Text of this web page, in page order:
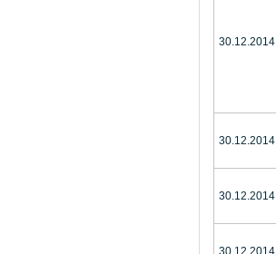
30.12.2014
30.12.2014
30.12.2014
30.12.2014